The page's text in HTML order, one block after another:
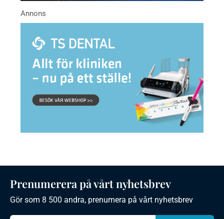
Prenumerera på vårt nyhetsbrev
Gör som 8 500 andra, prenumera på vårt nyhetsbrev